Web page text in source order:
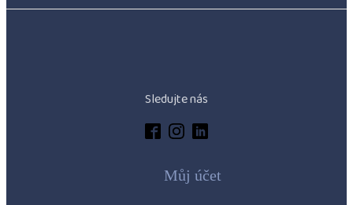
Sledujte nás
Můj účet